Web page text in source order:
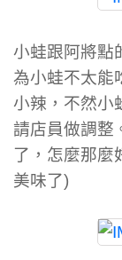
小蛙跟阿將點
為小蛙不太能
小辣，不然小
請店員做調整
了，怎麼那麼
美味了)